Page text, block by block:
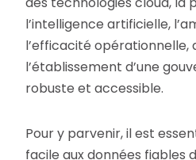
l’intelligence artificielle,
l’efficacité opérationnelle,
l’établissement d’une
robuste et accessible.
Pour y parvenir, il est
facile aux données fiables